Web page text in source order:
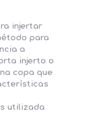
injertar
para
a
injerto o
copa que
utilizada